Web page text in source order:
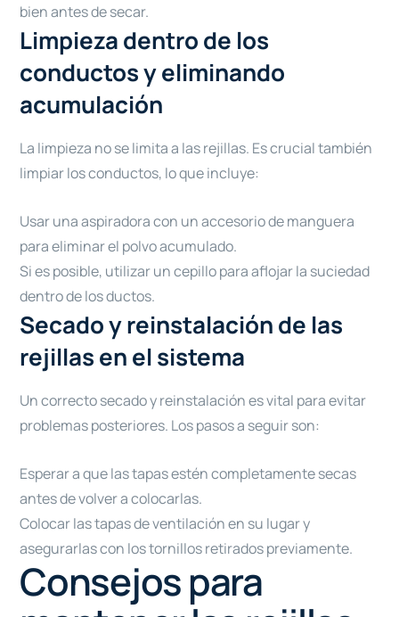
bien antes de secar.
Limpieza dentro de los
conductos y eliminando
acumulación
La limpieza no se limita a las rejillas. Es crucial también
limpiar los conductos, lo que incluye:
Usar una aspiradora con un accesorio de manguera
para eliminar el polvo acumulado.
Si es posible, utilizar un cepillo para aflojar la suciedad
dentro de los ductos.
Secado y reinstalación de las
rejillas en el sistema
Un correcto secado y reinstalación es vital para evitar
problemas posteriores. Los pasos a seguir son:
Esperar a que las tapas estén completamente secas
antes de volver a colocarlas.
Colocar las tapas de ventilación en su lugar y
asegurarlas con los tornillos retirados previamente.
Consejos para